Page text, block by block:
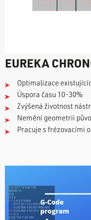
EUREKA
Optimalizace
Úspora času 10-30%
Zvýšená životnost
Nemění geometrii
Pracuje s frézovacími